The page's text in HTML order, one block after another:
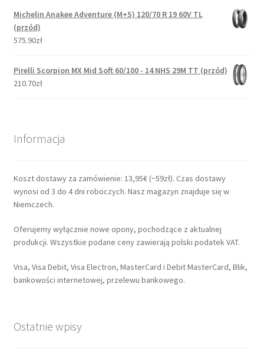
Michelin Anakee Adventure (M+S) 120/70 R 19 60V TL
(przód)
575.90zł
Pirelli Scorpion MX Mid Soft 60/100 - 14 NHS 29M TT (przód)
210.70zł
Informacja
Koszt dostawy za zamówienie: 13,95€ (~59zł). Czas dostawy
wynosi od 3 do 4 dni roboczych. Nasz magazyn znajduje się w
Niemczech.
Oferujemy wyłącznie nowe opony, pochodzące z aktualnej
produkcji. Wszystkie podane ceny zawierają polski podatek VAT.
Visa, Visa Debit, Visa Electron, MasterCard i Debit MasterCard, Blik,
bankowości internetowej, przelewu bankowego.
Ostatnie wpisy